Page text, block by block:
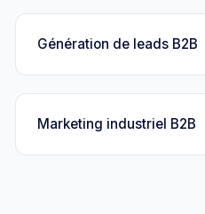
Génération de leads B2B
Marketing industriel B2B